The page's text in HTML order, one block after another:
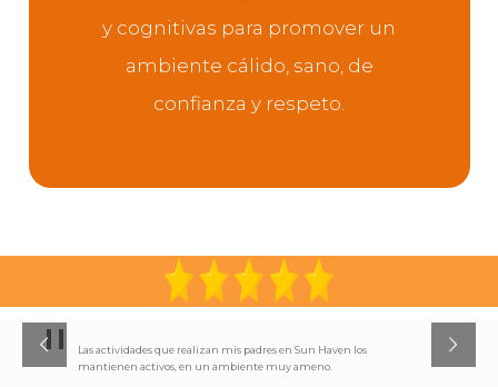
y cognitivas para promover un
ambiente cálido, sano, de
confianza y respeto.
Las actividades que realizan mis padres en Sun Haven los
mantienen activos, en un ambiente muy ameno.
"